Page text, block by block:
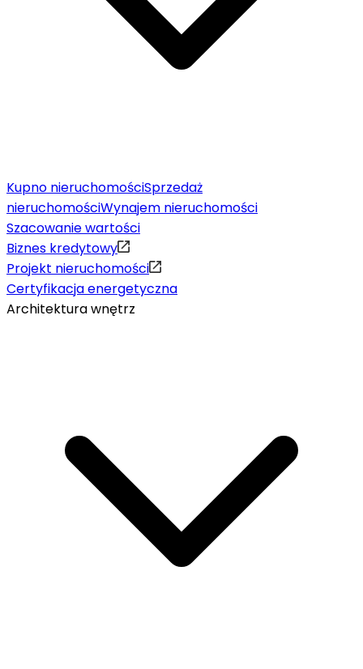
Kupno nieruchomościSprzedaż
nieruchomościWynajem nieruchomości
Szacowanie wartości
Biznes kredytowy
Projekt nieruchomości
Certyfikacja energetyczna
Architektura wnętrz